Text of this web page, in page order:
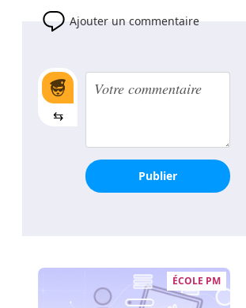
Ajouter un commentaire
⇆
Publier
ÉCOLE PM